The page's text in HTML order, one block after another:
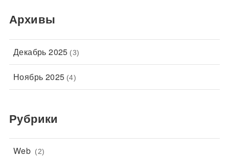
Архивы
Декабрь 2025 (3)
Ноябрь 2025 (4)
Рубрики
Web (2)